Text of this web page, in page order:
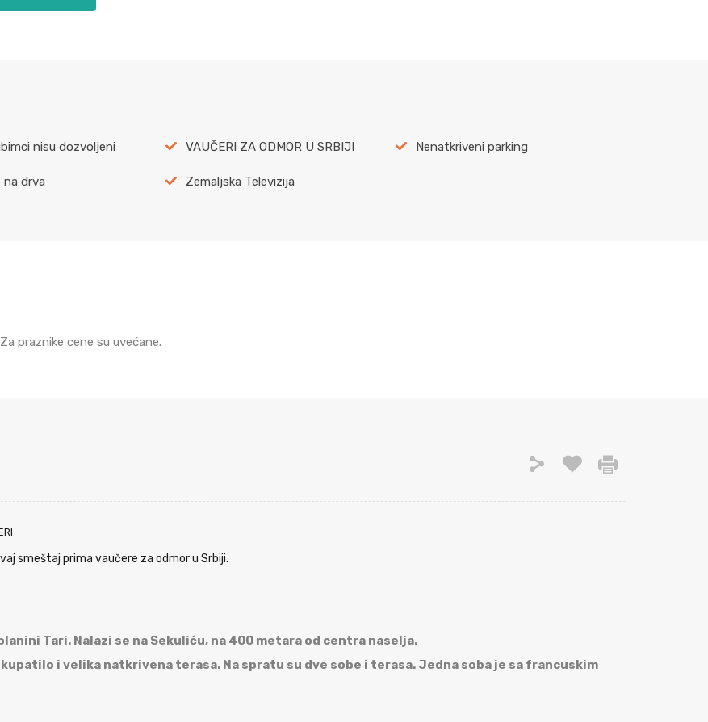
nisu dozvoljeni VAUČERI ZA ODMOR U SRBIJI Nenatkriveni parking
na drva Zemaljska Televizija
praznike cene su uvećane.
smeštaj prima vaučere za odmor u Srbiji.
Tari. Nalazi se na Sekuliću, na 400 metara od centra naselja.
i velika natkrivena terasa. Na spratu su dve sobe i terasa. Jedna soba je sa francuskim